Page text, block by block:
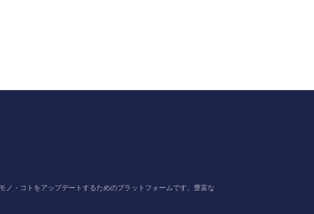
・コトをアップデートするためのプラットフォームです。豊富な